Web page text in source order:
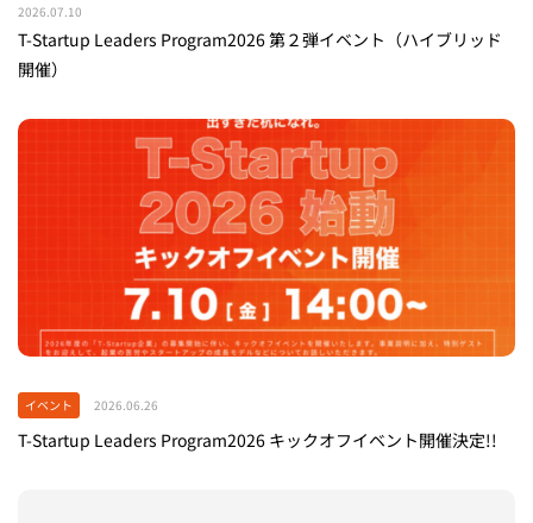
2026.07.10
T-Startup Leaders Program2026 第２弾イベント（ハイブリッド
開催）
イベント 2026.06.26
T-Startup Leaders Program2026 キックオフイベント開催決定!!